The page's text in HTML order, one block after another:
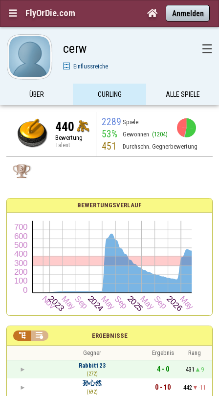
 FlyOrDie.com  Anmelden
cerw ☰
Einflussreiche
ÜBER CURLING ALLE SPIELE
440
Bewertung
Talent
2289 Spiele
53% Gewonnen (1204)
451 Durchschn. Gegnerbewertung
BEWERTUNGSVERLAUF
ERGEBNISSE
 
Gegner Ergebnis
Rang
Rabbit123
(272)
4 - 0 431
9
孙心然
(692)
0 - 10 442
-11